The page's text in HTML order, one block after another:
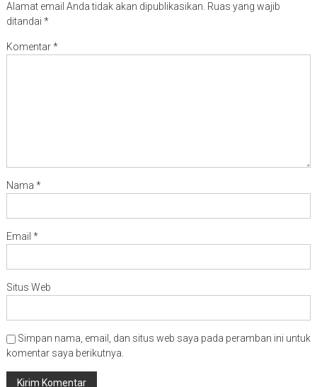
Alamat email Anda tidak akan dipublikasikan. Ruas yang wajib
ditandai *
Komentar*
Nama *
Email *
Situs Web
Simpan nama, email, dan situs web saya pada peramban ini untuk
komentar saya berikutnya.